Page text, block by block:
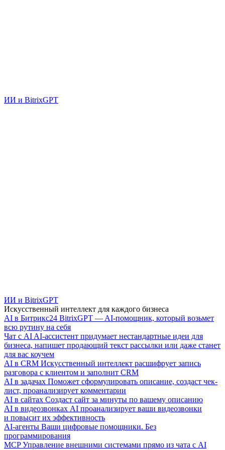
ИИ и BitrixGPT
ИИ и BitrixGPT
Искусственный интеллект для каждого бизнеса
AI в Битрикс24 BitrixGPT — AI-помощник, который возьмет
всю рутину на себя
Чат с AI AI-ассистент придумает нестандартные идеи для
бизнеса, напишет продающий текст рассылки или даже станет
для вас коучем
AI в CRM Искусственный интеллект расшифрует запись
разговора с клиентом и заполнит CRM
AI в задачах Поможет сформулировать описание, создаст чек-
лист, проанализирует комментарии
AI в сайтах Создаст сайт за минуты по вашему описанию
AI в видеозвонках AI проанализирует ваши видеозвонки
и повысит их эффективность
AI-агенты Ваши цифровые помощники. Без
программирования
MCP Управление внешними системами прямо из чата с AI